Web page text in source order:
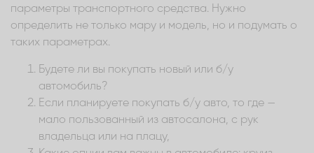
параметры транспортного средства. Нужно
определить не только мару и модель, но и подумать о
таких параметрах.
Будете ли вы покупать новый или б/у
автомобиль?
Если планируете покупать б/у авто, то где —
мало пользованный из автосалона, с рук
владельца или на плацу,